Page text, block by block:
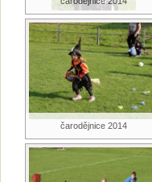
čarodějnice 2014